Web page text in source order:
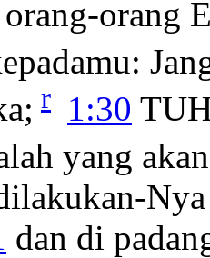
orang
r 1:30
yang
dan di